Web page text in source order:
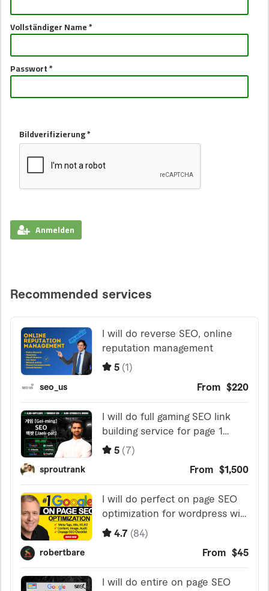
Vollständiger Name *
Passwort *
Bildverifizierung *
Anmelden